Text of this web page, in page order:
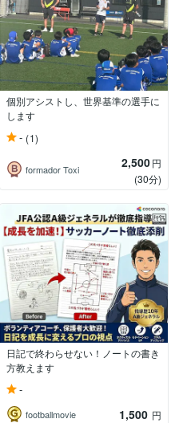
個別アシストし、世界基準の選手に
します
- (1)
formador Toxi 2,500円
(30分)
日記で終わらせない！ノートの書き
方教えます
-
footballmovie 1,500 円